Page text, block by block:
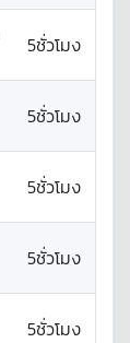
5ชั่วโมง
5ชั่วโมง
5ชั่วโมง
5ชั่วโมง
5ชั่วโมง